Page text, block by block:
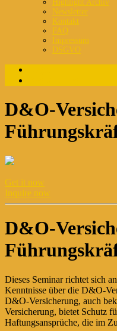
Highlight Archiv
Newsletter
Kontakt
FAQ
Impressum
DSGVO
D&O-
Get it now
Inquire now
D&O-
Dieses Seminar richtet sich
Kenntnisse über die D&O-
D&O-Versicherung, auch
Versicherung, bietet Schutz
Haftungsansprüche, die im